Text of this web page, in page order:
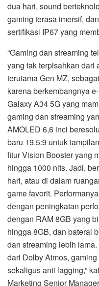
dua hari, sound
gaming terasa imersif,
sertifikasi IP67 yang
“Gaming dan streaming
yang tak terpisahkan dari
terutama Gen MZ,
karena berkembangnya
Galaxy A34 5G yang
gaming dan streaming
AMOLED 6,6 inci
baru 19.5:9 untuk
fitur Vision Booster yang
hingga 1000 nits. Jadi,
hari, atau di dalam
game favorit.
dengan peningkatan
dengan RAM 8GB yang
hingga 8GB, dan baterai
dan streaming lebih
dari Dolby Atmos,
sekaligus anti lagging,”
Marketing Senior